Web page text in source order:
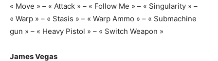
« Move » – « Attack » – « Follow Me » – « Singularity » –
« Warp » – « Stasis » – « Warp Ammo » – « Submachine
gun » – « Heavy Pistol » – « Switch Weapon »
James Vegas